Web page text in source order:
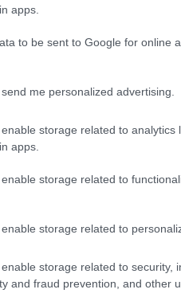
apps.
to be sent to Google for online
me personalized advertising.
storage related to analytics
apps.
storage related to
storage related to
storage related to security,
and fraud prevention, and other
την ελπίδα για ένα
Αγίων Πέτρου και
για να
21χρονηςείναι αντί